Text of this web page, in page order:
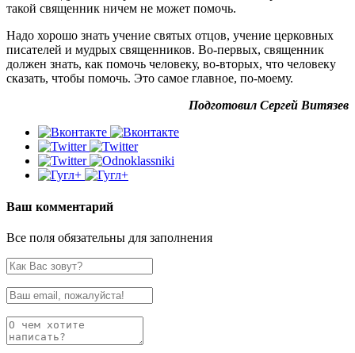
такой священник ничем не может помочь.
Надо хорошо знать учение святых отцов, учение церковных
писателей и мудрых священников. Во-первых, священник
должен знать, как помочь человеку, во-вторых, что человеку
сказать, чтобы помочь. Это самое главное, по-моему.
Подготовил Сергей Витязев
Ваш комментарий
Все поля обязательны для заполнения